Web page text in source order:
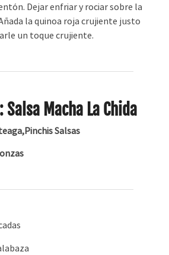
Dejar enfriar y rociar sobre la
la quinoa roja crujiente justo
un toque crujiente.
Macha La Chida
Salsas